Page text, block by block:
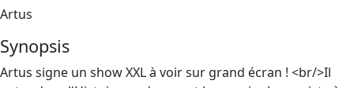
Artus
Synopsis
Artus signe un show XXL à voir sur grand écran ! <br/>Il